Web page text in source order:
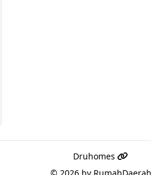
Druhomes